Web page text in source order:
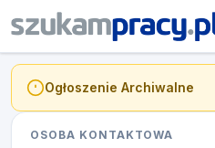
Ogłoszenie Archiwalne
OSOBA KONTAKTOWA